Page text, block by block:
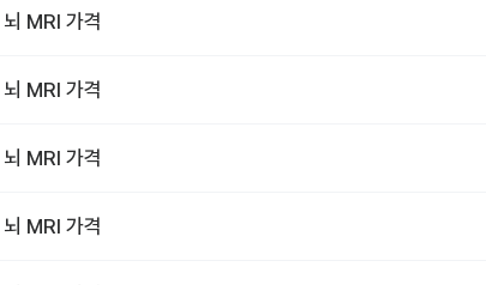
뇌 MRI 가격
뇌 MRI 가격
뇌 MRI 가격
뇌 MRI 가격